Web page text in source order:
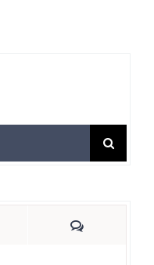
Comments